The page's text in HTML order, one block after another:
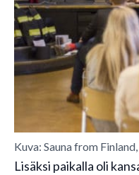
Kuva: Sauna from
Lisäksi paikalla oli